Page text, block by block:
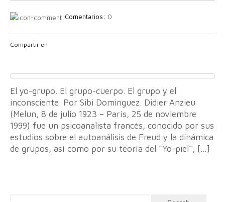
Comentarios: 0
Compartir en
El yo-grupo. El grupo-cuerpo. El grupo y el
inconsciente. Por Sibi Dominguez. Didier Anzieu
(Melun, 8 de julio 1923 – París, 25 de noviembre
1999) fue un psicoanalista francés, conocido por sus
estudios sobre el autoanálisis de Freud y la dinámica
de grupos, así como por su teoría del “Yo-piel“, […]